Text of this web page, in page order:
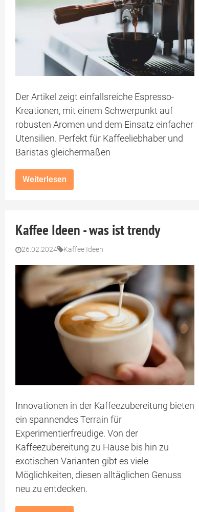
Der Artikel zeigt einfallsreiche Espresso-
Kreationen, mit einem Schwerpunkt auf
robusten Aromen und dem Einsatz einfacher
Utensilien. Perfekt für Kaffeeliebhaber und
Baristas gleichermaßen
Weiterlesen
Kaffee Ideen - was ist trendy
26.02.2024 Kaffee Ideen
Innovationen in der Kaffeezubereitung bieten
ein spannendes Terrain für
Experimentierfreudige. Von der
Kaffeezubereitung zu Hause bis hin zu
exotischen Varianten gibt es viele
Möglichkeiten, diesen alltäglichen Genuss
neu zu entdecken.